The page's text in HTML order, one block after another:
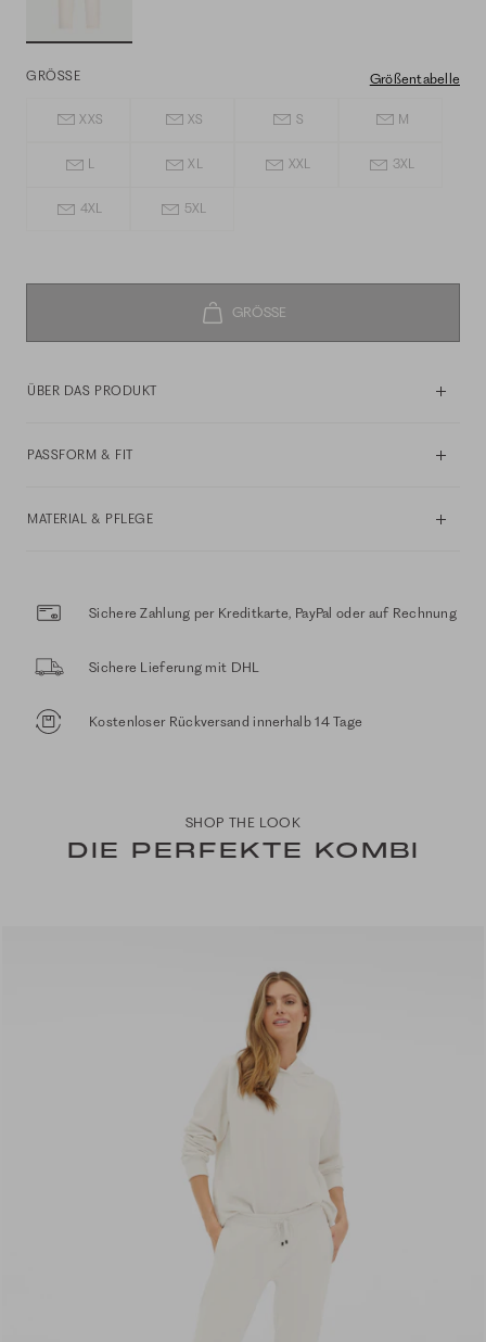
GRÖSSE Größentabelle
XXS XS S M
L XL XXL 3XL
4XL 5XL
ÜBER DAS PRODUKT
PASSFORM & FIT
MATERIAL & PFLEGE
Sichere Zahlung per Kreditkarte, PayPal oder auf Rechnung
Sichere Lieferung mit DHL
Kostenloser Rückversand innerhalb 14 Tage
SHOP THE LOOK
DIE PERFEKTE KOMBI